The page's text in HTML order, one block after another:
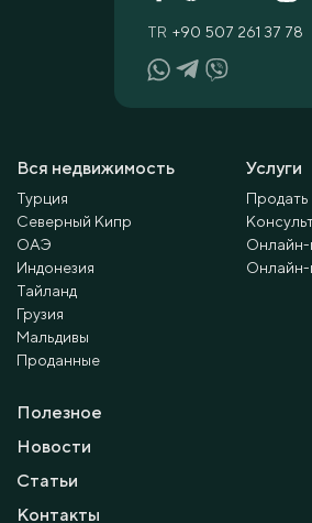
Вся недвижимость
Турция
Северный Кипр
ОАЭ
Индонезия
Тайланд
Грузия
Мальдивы
Проданные
Услуги
Онлайн-
Полезное
Новости
Статьи
Контакты
TR +90 507 261 37 78